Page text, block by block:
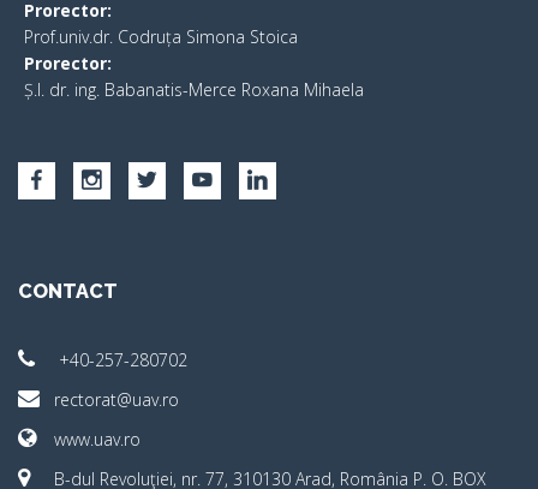
Prorector:
Prof.univ.dr. Codruța Simona Stoica
Prorector:
Ș.I. dr. ing. Babanatis-Merce Roxana Mihaela
CONTACT
+40-257-280702
rectorat@uav.ro
www.uav.ro
B-dul Revoluţiei, nr. 77, 310130 Arad, România P. O. BOX